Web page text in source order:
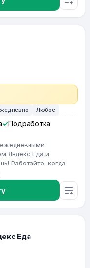
Любое
Подработка
Яндекс Еда и
Работайте, когда
Еда